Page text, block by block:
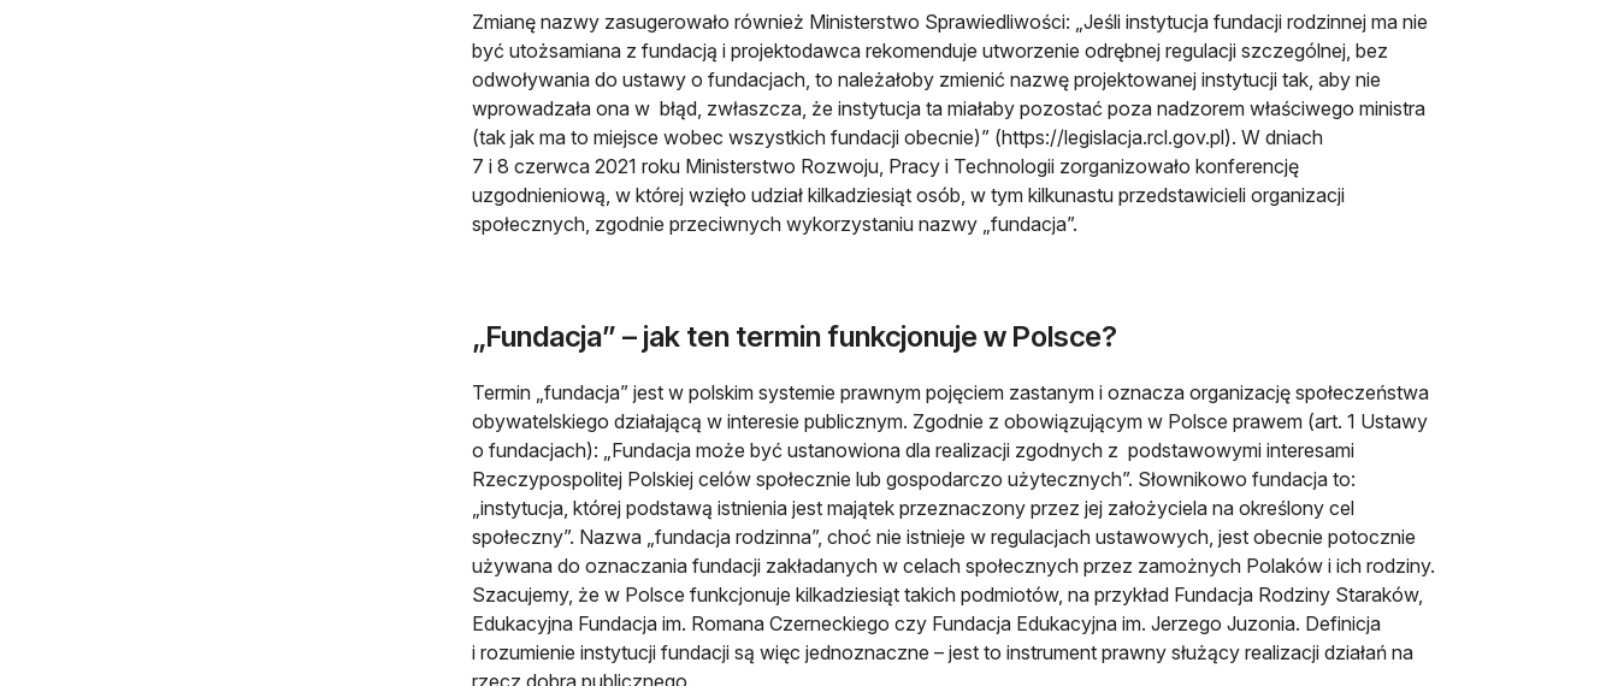
Zmianę nazwy zasugerowało również Ministerstwo Sprawiedliwości: „Jeśli instytucja fundacji rodzinnej ma nie
być utożsamiana z fundacją i projektodawca rekomenduje utworzenie odrębnej regulacji szczególnej, bez
odwoływania do ustawy o fundacjach, to należałoby zmienić nazwę projektowanej instytucji tak, aby nie
wprowadzała ona w błąd, zwłaszcza, że instytucja ta miałaby pozostać poza nadzorem właściwego ministra
(tak jak ma to miejsce wobec wszystkich fundacji obecnie)” (https://legislacja.rcl.gov.pl). W dniach
7 i 8 czerwca 2021 roku Ministerstwo Rozwoju, Pracy i Technologii zorganizowało konferencję
uzgodnieniową, w której wzięło udział kilkadziesiąt osób, w tym kilkunastu przedstawicieli organizacji
społecznych, zgodnie przeciwnych wykorzystaniu nazwy „fundacja”.
„Fundacja” – jak ten termin funkcjonuje w Polsce?
Termin „fundacja” jest w polskim systemie prawnym pojęciem zastanym i oznacza organizację społeczeństwa
obywatelskiego działającą w interesie publicznym. Zgodnie z obowiązującym w Polsce prawem (art. 1 Ustawy
o fundacjach): „Fundacja może być ustanowiona dla realizacji zgodnych z podstawowymi interesami
Rzeczypospolitej Polskiej celów społecznie lub gospodarczo użytecznych”. Słownikowo fundacja to:
„instytucja, której podstawą istnienia jest majątek przeznaczony przez jej założyciela na określony cel
społeczny”. Nazwa „fundacja rodzinna”, choć nie istnieje w regulacjach usta­wowych, jest obecnie potocznie
używana do oznaczania fundacji zakładanych w celach społecznych przez zamożnych Polaków i ich rodziny.
Szacujemy, że w Polsce funkcjonuje kilkadziesiąt takich podmiotów, na przykład Fundacja Rodziny Staraków,
Edukacyjna Fundacja im. Romana Czerneckiego czy Fundacja Edukacyjna im. Jerzego Juzonia. Definicja
i rozumienie instytucji fundacji są więc jednoznaczne – jest to instrument prawny służący realizacji działań na
rzecz dobra publicznego.